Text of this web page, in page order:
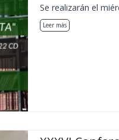
Se realizarán el
Leer más